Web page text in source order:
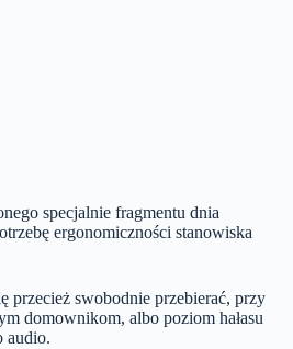
specjalnie fragmentu dnia
ergonomiczności stanowiska
przecież swobodnie przebierać, przy
domownikom, albo poziom hałasu
audio.